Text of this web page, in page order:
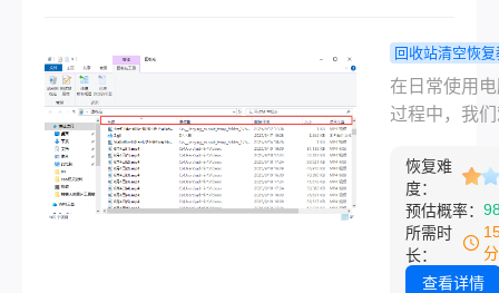
息。
数据恢复并
一标价，费
巨大，从几
那么1t硬盘
一般多少钱
文将为您解
价格的关键
并提供实用
回收站清空恢
电脑最近删
文件怎么恢
析！
在日常使用
过程中，我
情况。无论
的工作文档
的照片，还
整理的音乐
一旦被删除
恢复难
度：
预估概率：
所需时
长：
查看详情